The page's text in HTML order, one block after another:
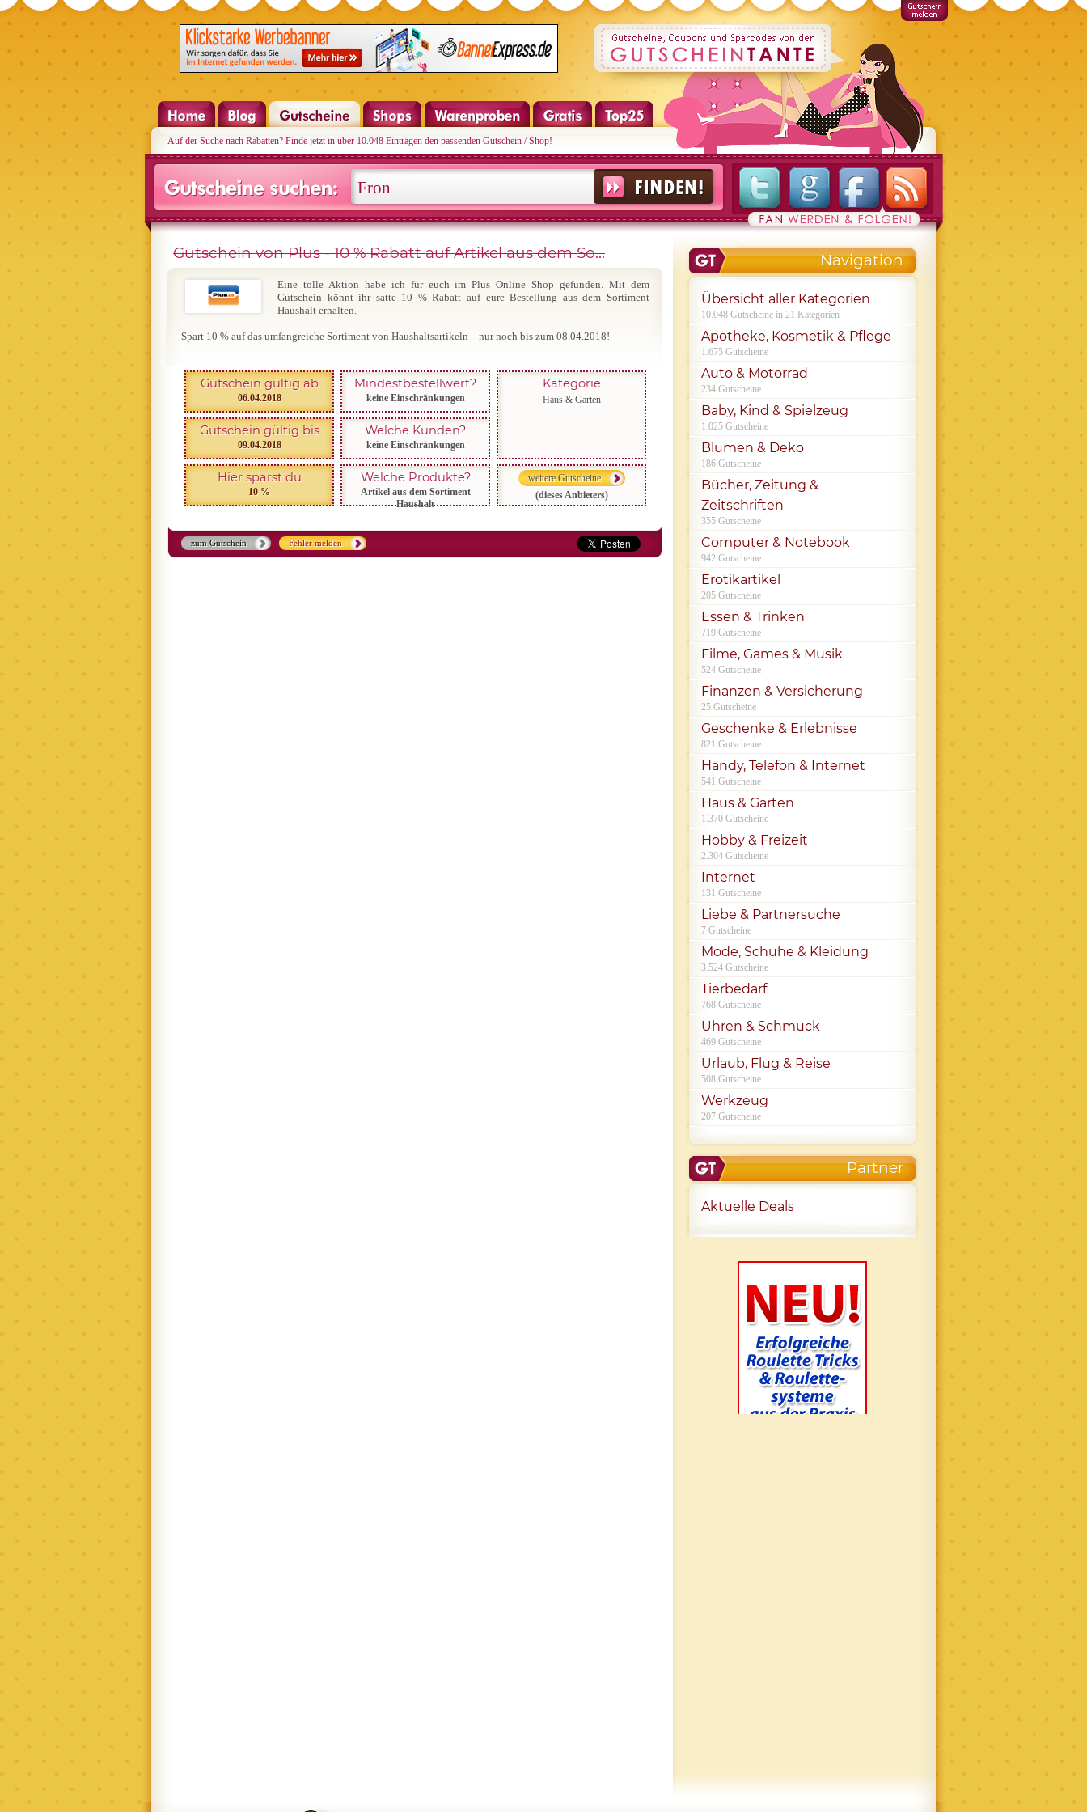
Auf der Suche nach Rabatten? Finde jetzt in über 10.048 Einträgen den passenden Gutschein / Shop!
Gutschein von Plus - 10 % Rabatt auf Artikel aus dem So...
Eine tolle Aktion habe ich für euch im Plus Online Shop gefunden. Mit dem
Gutschein könnt ihr satte 10 % Rabatt auf eure Bestellung aus dem Sortiment
Haushalt erhalten.
Spart 10 % auf das umfangreiche Sortiment von Haushaltsartikeln – nur noch bis zum 08.04.2018!
Kategorie
Haus & Garten
Gutschein gültig ab
06.04.2018
Mindestbestellwert?
keine Einschränkungen
Gutschein gültig bis
09.04.2018
Welche Kunden?
keine Einschränkungen
Hier sparst du
10 %
Welche Produkte?
Artikel aus dem Sortiment
Haushalt
weitere Gutscheine
(dieses Anbieters)
zum Gutschein Fehler melden
Navigation
Übersicht aller Kategorien
10.048 Gutscheine in 21 Kategorien
Apotheke, Kosmetik & Pflege
1.675 Gutscheine
Auto & Motorrad
234 Gutscheine
Baby, Kind & Spielzeug
1.025 Gutscheine
Blumen & Deko
186 Gutscheine
Bücher, Zeitung &
Zeitschriften
355 Gutscheine
Computer & Notebook
942 Gutscheine
Erotikartikel
205 Gutscheine
Essen & Trinken
719 Gutscheine
Filme, Games & Musik
524 Gutscheine
Finanzen & Versicherung
25 Gutscheine
Geschenke & Erlebnisse
821 Gutscheine
Handy, Telefon & Internet
541 Gutscheine
Haus & Garten
1.370 Gutscheine
Hobby & Freizeit
2.304 Gutscheine
Internet
131 Gutscheine
Liebe & Partnersuche
7 Gutscheine
Mode, Schuhe & Kleidung
3.524 Gutscheine
Tierbedarf
768 Gutscheine
Uhren & Schmuck
469 Gutscheine
Urlaub, Flug & Reise
508 Gutscheine
Werkzeug
207 Gutscheine
Partner
Aktuelle Deals